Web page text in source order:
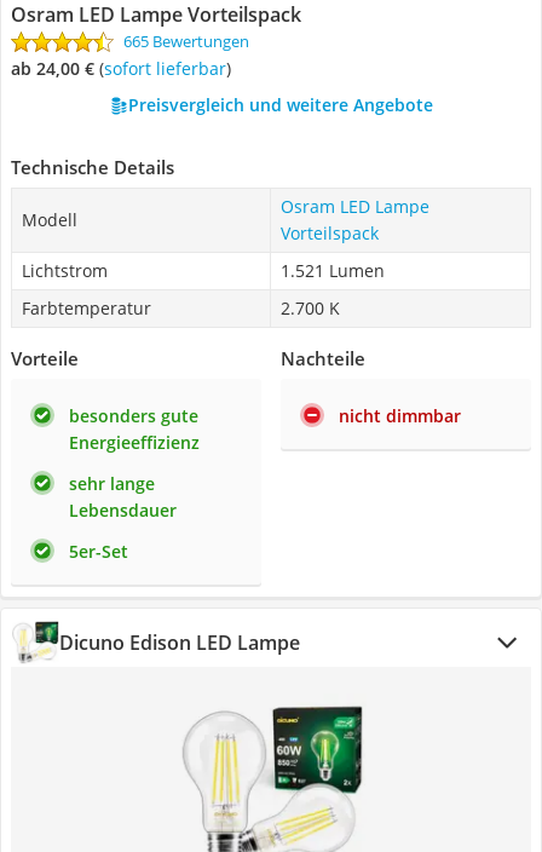
Osram LED Lampe Vorteilspack
665 Bewertungen
ab 24,00 € ( Sofort lieferbar)
Preisvergleich und weitere Angebote
Technische Details
Modell
Osram LED Lampe
Vorteilspack
Lichtstrom
1.521 Lumen
Farbtemperatur
2.700 K
Vorteile
besonders gute
Energieeffizienz
sehr lange
Lebensdauer
5er-Set
Nachteile
nicht dimmbar
Dicuno Edison LED Lampe